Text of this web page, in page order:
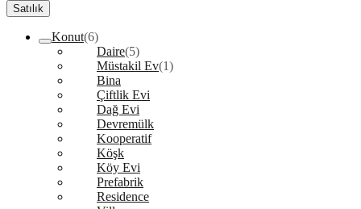
Satılık
Konut(6)
Daire(5)
Müstakil Ev(1)
Bina
Çiftlik Evi
Dağ Evi
Devremülk
Kooperatif
Köşk
Köy Evi
Prefabrik
Residence